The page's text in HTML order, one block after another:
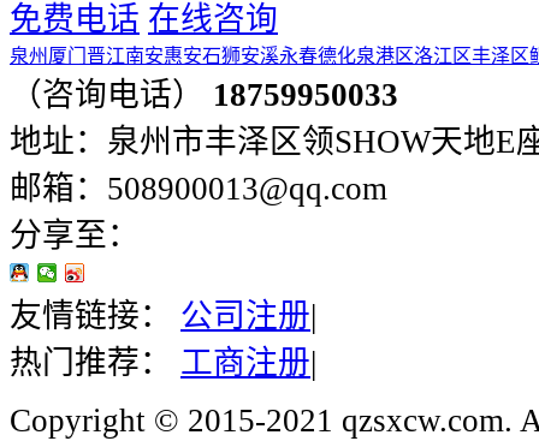
免费电话 在线咨询
泉州 厦门 晋江南安惠安石狮安溪永春德化泉港区洛江区丰泽区
（咨询电话）
18759950033
地址：泉州市丰泽区领SHOW天地E
邮箱：508900013@qq.com
分享至：
友情链接： 公司注册|
热门推荐：
工商注册|
Copyright © 2015-2021 qzsxcw.com.